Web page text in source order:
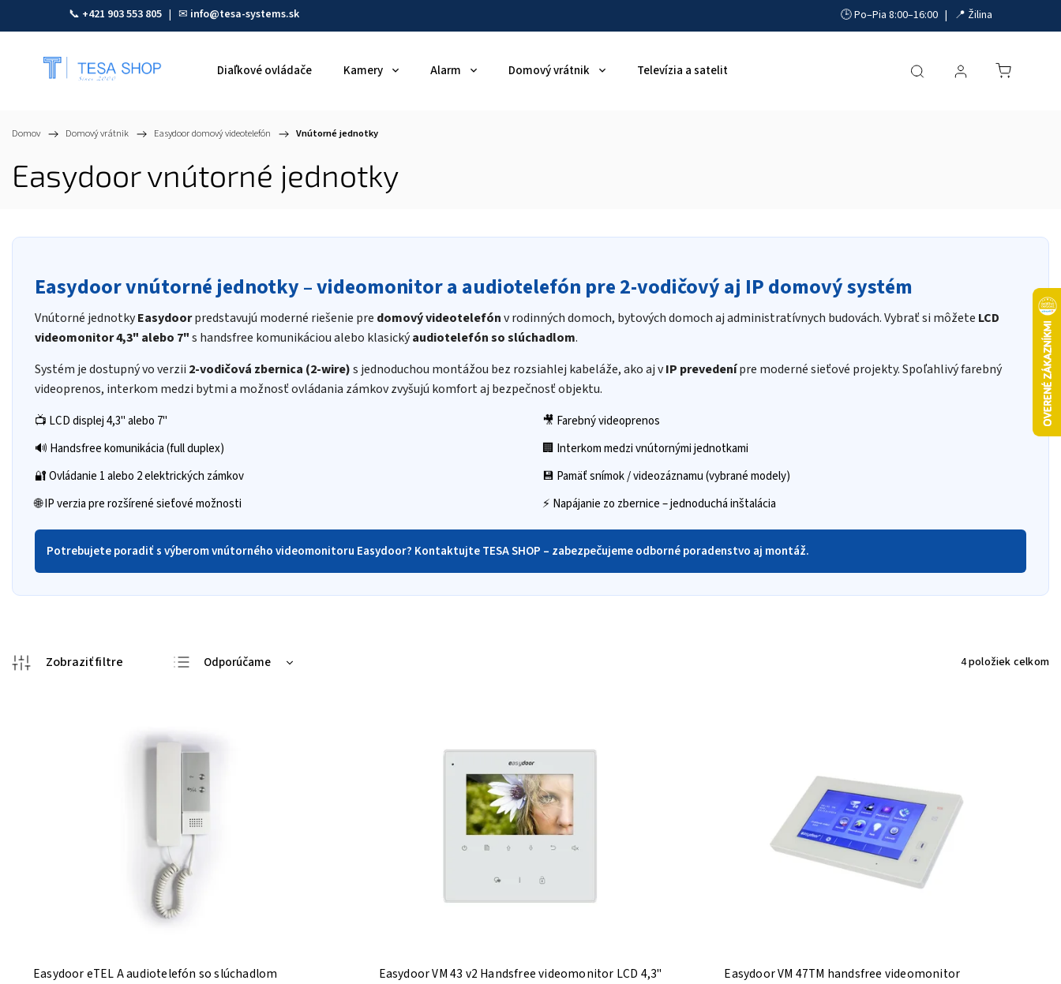
📞 +421 903 553 805 | ✉ info@tesa-systems.sk 🕒 Po–Pia 8:00–16:00 | 📍 Žilina
Diaľkové ovládače Kamery Alarm Domový vrátnik Televízia a satelit Akumulátory, UPS a zdroje Parkovacie systémy
Domov / Domový vrátnik / Easydoor domový videotelefón / Vnútorné jednotky
Easydoor vnútorné jednotky
Easydoor vnútorné jednotky – videomonitor a audiotelefón pre 2-vodičový aj IP domový systém
Vnútorné jednotkyEasydoorpredstavujú moderné riešenie pre domový videotelefónv rodinných domoch, bytových domoch aj administratívnych budovách. Vybrať si môžete LCD
videomonitor 4,3" alebo 7"s handsfree komunikáciou alebo klasickýaudiotelefón so slúchadlom.
Systém je dostupný vo verzii 2-vodičová zbernica (2-wire)s jednoduchou montážou bez rozsiahlej kabeláže, ako aj vIP prevedenípre moderné sieťové projekty. Spoľahlivý farebný
videoprenos, interkom medzi bytmi a možnosť ovládania zámkov zvyšujú komfort aj bezpečnosť objektu.
📺 LCD displej 4,3" alebo 7"
🎥 Farebný videoprenos
🔊 Handsfree komunikácia (full duplex)
🏢 Interkom medzi vnútornými jednotkami
🔐 Ovládanie 1 alebo 2 elektrických zámkov
💾 Pamäť snímok / videozáznamu (vybrané modely)
🌐 IP verzia pre rozšírené sieťové možnosti
⚡ Napájanie zo zbernice – jednoduchá inštalácia
Potrebujete poradiť s výberom vnútorného videomonitoru Easydoor? Kontaktujte TESA SHOP – zabezpečujeme odborné poradenstvo aj montáž.
Odporúčame
Najpredávanejšie
4položiek celkom
Easydoor eTEL A audiotelefón so slúchadlom Easydoor VM 43 v2 Handsfree videomonitor LCD 4,3" Easydoor VM 47TM handsfree videomonitor